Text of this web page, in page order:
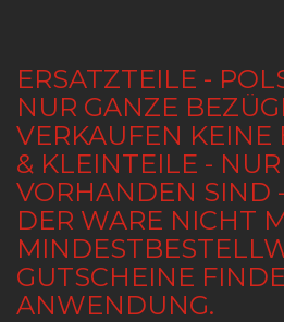
ERSATZTEILE -
NUR GANZE
VERKAUFEN KEINE
& KLEINTEILE -
VORHANDEN SIND
DER WARE NICHT
GUTSCHEINE
ANWENDUNG.